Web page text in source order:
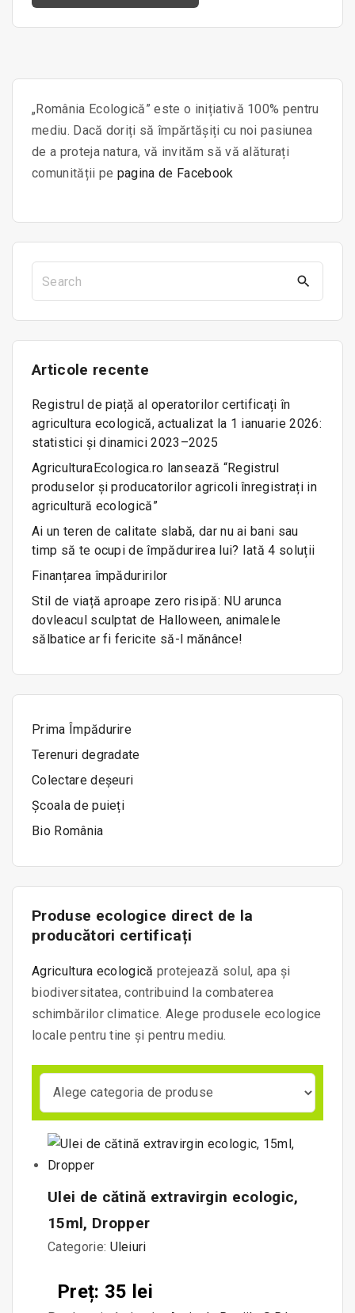
„România Ecologică” este o inițiativă 100% pentru
mediu. Dacă doriți să împărtășiți cu noi pasiunea
de a proteja natura, vă invităm să vă alăturați
comunității pe pagina de Facebook
Articole recente
Registrul de piață al operatorilor certificați în
agricultura ecologică, actualizat la 1 ianuarie 2026:
statistici și dinamici 2023–2025
AgriculturaEcologica.ro lansează “Registrul
produselor și producatorilor agricoli înregistrați in
agricultură ecologică”
Ai un teren de calitate slabă, dar nu ai bani sau
timp să te ocupi de împădurirea lui? Iată 4 soluții
Finanțarea împăduririlor
Stil de viață aproape zero risipă: NU arunca
dovleacul sculptat de Halloween, animalele
sălbatice ar fi fericite să-l mănânce!
Prima Împădurire
Terenuri degradate
Colectare deșeuri
Școala de puieți
Bio România
Produse ecologice direct de la
producători certificați
Agricultura ecologică protejează solul, apa și
biodiversitatea, contribuind la combaterea
schimbărilor climatice. Alege produsele ecologice
locale pentru tine și pentru mediu.
Ulei de cătină extravirgin ecologic,
15ml, Dropper
Categorie: Uleiuri
Preț: 35 lei